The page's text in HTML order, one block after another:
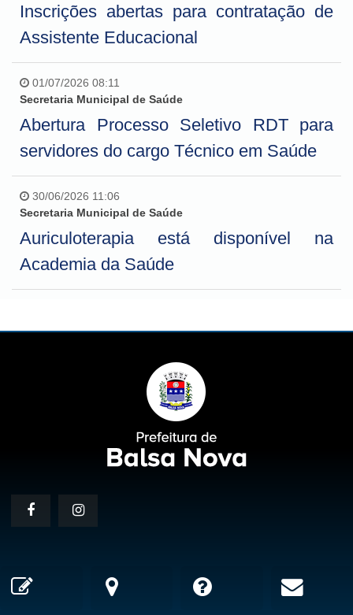
Inscrições abertas para contratação de
Assistente Educacional
01/07/2026 08:11
Secretaria Municipal de Saúde
Abertura Processo Seletivo RDT para
servidores do cargo Técnico em Saúde
30/06/2026 11:06
Secretaria Municipal de Saúde
Auriculoterapia está disponível na
Academia da Saúde